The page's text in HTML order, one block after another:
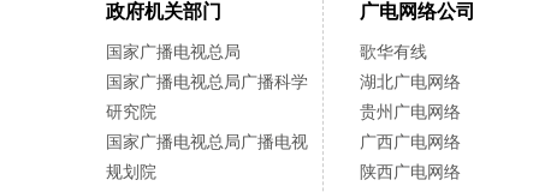
政府机关部门
国家广播电视总局
国家广播电视总局广播科学
研究院
国家广播电视总局广播电视
规划院
广电网络公司
歌华有线
湖北广电网络
贵州广电网络
广西广电网络
陕西广电网络